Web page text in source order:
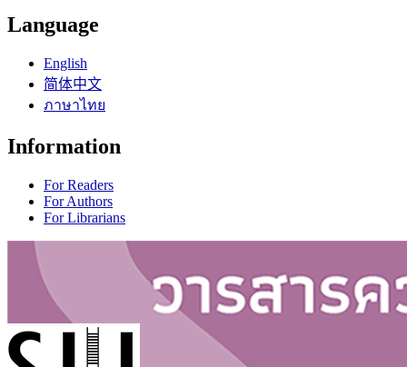
Language
English
简体中文
ภาษาไทย
Information
For Readers
For Authors
For Librarians